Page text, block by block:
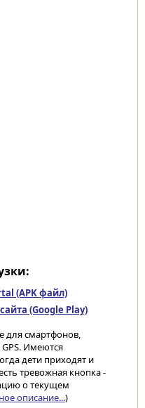
(APK файл)
(Google Play)
для смартфонов,
Имеются
дети приходят и
тревожная кнопка -
о текущем
описание...)